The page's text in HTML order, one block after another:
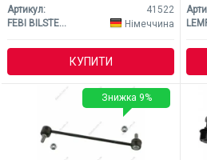
Артикул:
41522
FEBI BILSTEIN
Німеччина
КУПИТИ
Знижка 9%